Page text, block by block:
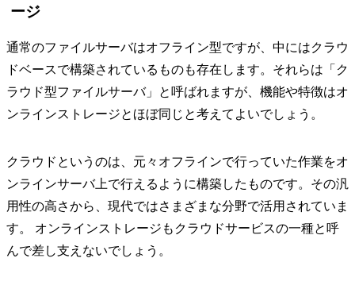
ージ
通常のファイルサーバはオフライン型ですが、中にはクラウ
ドベースで構築されているものも存在します。それらは「ク
ラウド型ファイルサーバ」と呼ばれますが、機能や特徴はオ
ンラインストレージとほぼ同じと考えてよいでしょう。
クラウドというのは、元々オフラインで行っていた作業をオ
ンラインサーバ上で行えるように構築したものです。その汎
用性の高さから、現代ではさまざまな分野で活用されていま
す。 オンラインストレージもクラウドサービスの一種と呼
んで差し支えないでしょう。